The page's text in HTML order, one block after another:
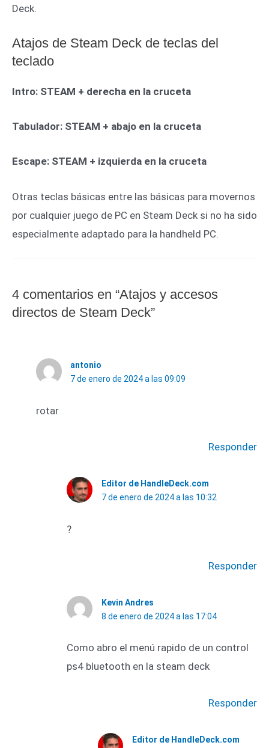
Deck.
Atajos de Steam Deck de teclas del
teclado
Intro: STEAM + derecha en la cruceta
Tabulador: STEAM + abajo en la cruceta
Escape: STEAM + izquierda en la cruceta
Otras teclas básicas entre las básicas para movernos
por cualquier juego de PC en Steam Deck si no ha sido
especialmente adaptado para la handheld PC.
4 comentarios en “Atajos y accesos
directos de Steam Deck”
antonio
7 de enero de 2024 a las 09:09
rotar
Responder
Editor de HandleDeck.com
7 de enero de 2024 a las 10:32
?
Responder
Kevin Andres
8 de enero de 2024 a las 17:04
Como abro el menú rapido de un control
ps4 bluetooth en la steam deck
Responder
Editor de HandleDeck.com